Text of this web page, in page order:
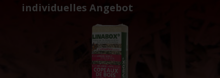
individuelles Angebot